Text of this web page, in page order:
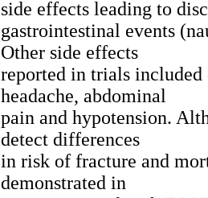
side effects leading to
gastrointestinal events
Other side effects
reported in trials
headache, abdominal
pain and hypotension.
detect differences
in risk of fracture and
demonstrated in